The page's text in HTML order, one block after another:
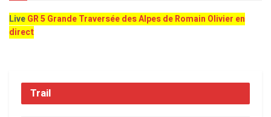
LiveGR 5 Grande Traversée des Alpes de Romain Olivier en
direct
Trail